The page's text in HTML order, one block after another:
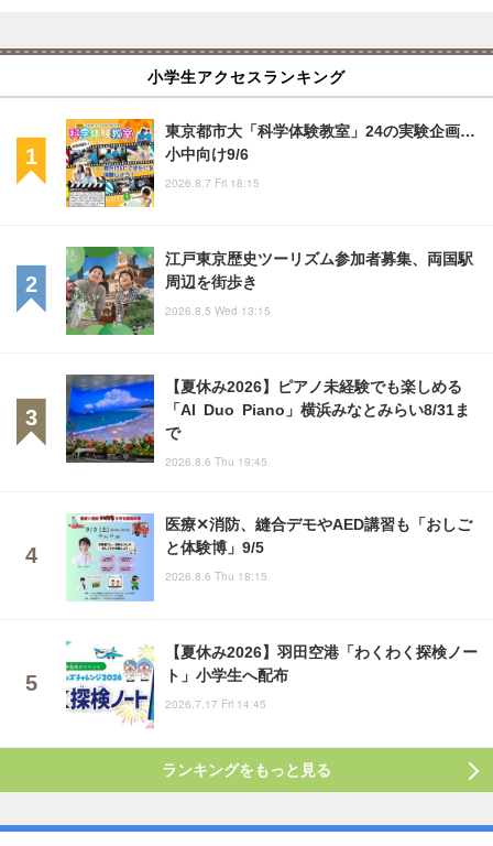
小学生アクセスランキング
東京都市大「科学体験教室」24の実験企画…
小中向け9/6
2026.8.7 Fri 18:15
江戸東京歴史ツーリズム参加者募集、両国駅
周辺を街歩き
2026.8.5 Wed 13:15
【夏休み2026】ピアノ未経験でも楽しめる
「AI Duo Piano」横浜みなとみらい8/31ま
で
2026.8.6 Thu 19:45
医療✕消防、縫合デモやAED講習も「おしご
と体験博」9/5
2026.8.6 Thu 18:15
【夏休み2026】羽田空港「わくわく探検ノー
ト」小学生へ配布
2026.7.17 Fri 14:45
ランキングをもっと見る